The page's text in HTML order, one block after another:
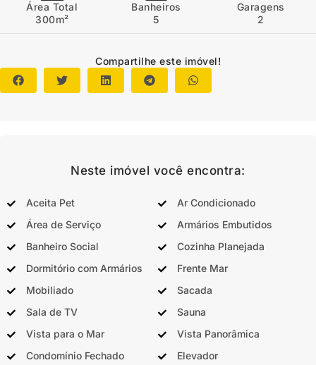
Área Total
300m²
Banheiros
5
Garagens
2
Compartilhe este imóvel!
Neste imóvel você encontra:
Aceita Pet
Ar Condicionado
Área de Serviço
Armários Embutidos
Banheiro Social
Cozinha Planejada
Dormitório com Armários
Frente Mar
Mobiliado
Sacada
Sala de TV
Sauna
Vista para o Mar
Vista Panorâmica
Condomínio Fechado
Elevador